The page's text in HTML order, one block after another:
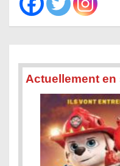
Actuellement en